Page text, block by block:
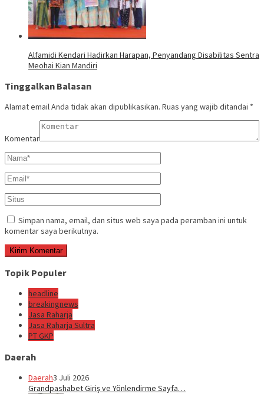
Alfamidi Kendari Hadirkan Harapan, Penyandang Disabilitas Sentra
Meohai Kian Mandiri
Tinggalkan Balasan
Alamat email Anda tidak akan dipublikasikan. Ruas yang wajib ditandai *
Komentar
Simpan nama, email, dan situs web saya pada peramban ini untuk
komentar saya berikutnya.
Topik Populer
headline
breakingnews
Jasa Raharja
Jasa Raharja Sultra
PT GKP
Daerah
Daerah3 Juli 2026
Grandpashabet Giriş ve Yönlendirme Sayfa…